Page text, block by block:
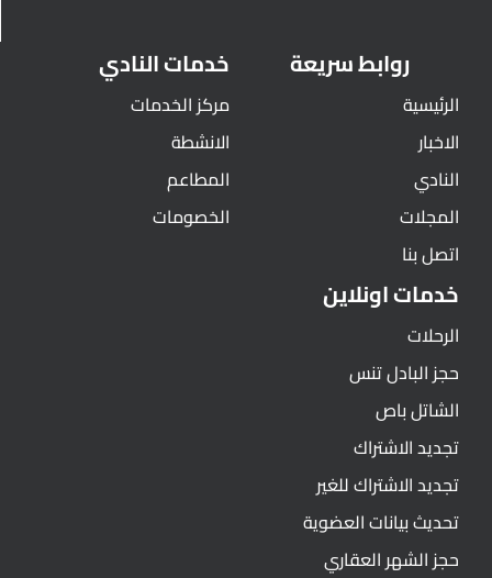
روابط سريعة
الرئيسية
الاخبار
النادي
المجلات
اتصل بنا
خدمات النادي
مركز الخدمات
الانشطة
المطاعم
الخصومات
خدمات اونلاين
الرحلات
حجز البادل تنس
الشاتل باص
تجديد الاشتراك
تجديد الاشتراك للغير
تحديث بيانات العضوية
حجز الشهر العقاري